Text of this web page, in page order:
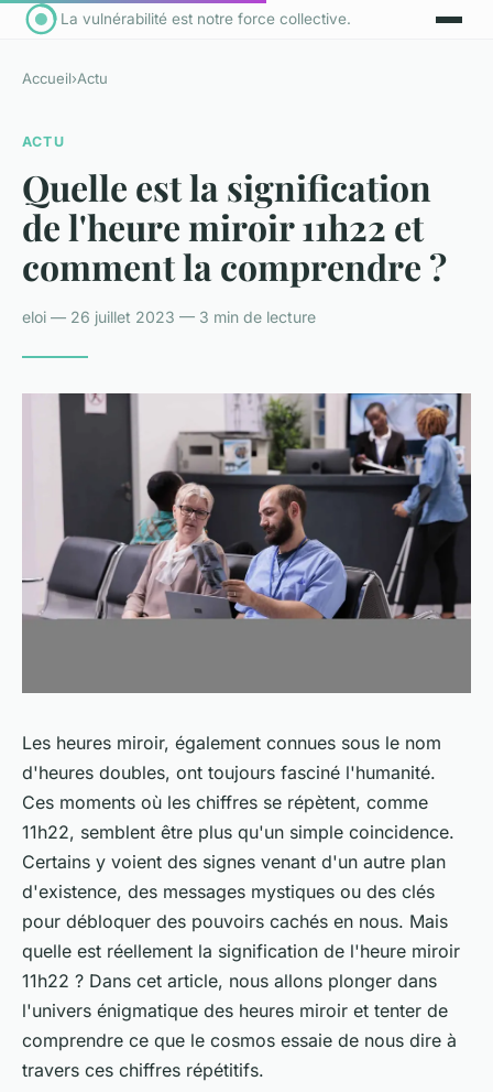
La vulnérabilité est notre force collective.
Accueil›Actu
ACTU
Quelle est la signification
de l'heure miroir 11h22 et
comment la comprendre ?
eloi — 26 juillet 2023 — 3 min de lecture
Les heures miroir, également connues sous le nom
d'heures doubles, ont toujours fasciné l'humanité.
Ces moments où les chiffres se répètent, comme
11h22, semblent être plus qu'un simple coincidence.
Certains y voient des signes venant d'un autre plan
d'existence, des messages mystiques ou des clés
pour débloquer des pouvoirs cachés en nous. Mais
quelle est réellement la signification de l'heure miroir
11h22 ? Dans cet article, nous allons plonger dans
l'univers énigmatique des heures miroir et tenter de
comprendre ce que le cosmos essaie de nous dire à
travers ces chiffres répétitifs.